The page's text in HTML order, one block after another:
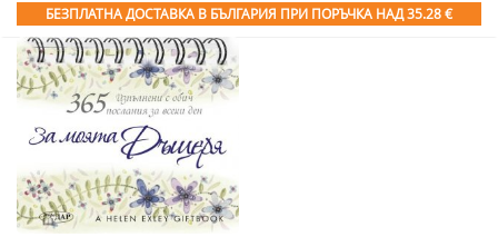
БЕЗПЛАТНА ДОСТАВКА В БЪЛГАРИЯ ПРИ ПОРЪЧКА НАД 35.28 €